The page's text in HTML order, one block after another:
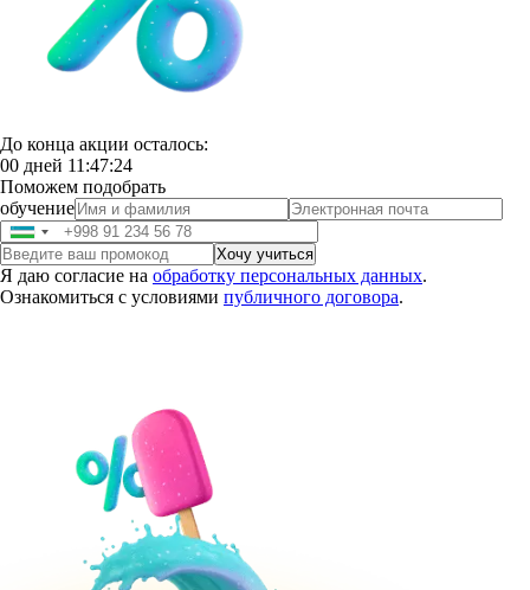
До конца акции осталось:
00 дней 11 :47:23
Поможем подобрать
обучение
Я даю согласие на обработку персональных данных.
Ознакомиться с условиями публичного договора.